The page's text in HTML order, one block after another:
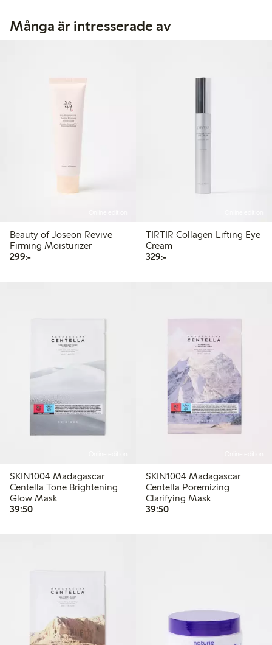
Många är intresserade av
Beauty of Joseon Revive
Firming Moisturizer
299:-299,00 kr
TIRTIR Collagen Lifting Eye
Cream
329:-329,00 kr
SKIN1004 Madagascar
Centella Tone Brightening
Glow Mask
39:5039,50 kr
SKIN1004 Madagascar
Centella Poremizing
Clarifying Mask
39:5039,50 kr